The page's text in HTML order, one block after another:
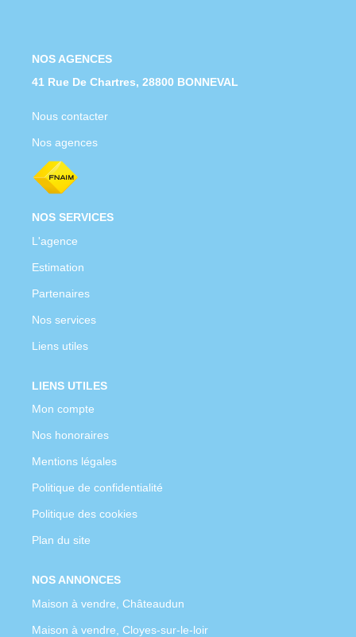
NOS AGENCES
41 Rue De Chartres, 28800 BONNEVAL
Nous contacter
Nos agences
NOS SERVICES
L'agence
Estimation
Partenaires
Nos services
Liens utiles
LIENS UTILES
Mon compte
Nos honoraires
Mentions légales
Politique de confidentialité
Politique des cookies
Plan du site
NOS ANNONCES
Maison à vendre, Châteaudun
Maison à vendre, Cloyes-sur-le-loir